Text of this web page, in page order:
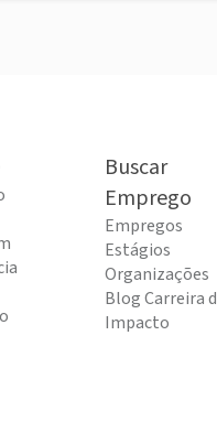
Buscar
Emprego
Empregos
Estágios
Organizações
Blog Carreira
Impacto